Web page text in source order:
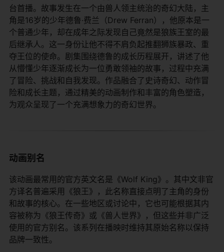
台首播。故事发生在一个由兽人领主统治的奇幻大陆，主
角是16岁的少年德鲁·费兰（Drew Ferran），他原本是一
个普通少年，却在成年之际发现自己竟然是狼族王室的最
后继承人。这一身份让他不得不肩负起推翻狮族暴政、重
夺王位的使命。剧集围绕德鲁的成长历程展开，讲述了他
从懵懂少年逐渐成长为一位勇敢领袖的故事，过程中充满
了冒险、挑战和自我发现。作品融合了史诗奇幻、动作冒
险和成长主题，通过精美的动画制作和丰富的角色塑造，
为观众呈现了一个充满想象力的奇幻世界。
动画别名
该动画最常用的官方英文名是《Wolf King》。其中文非官
方译名普遍采用《狼王》，此名称直接点明了主角的身份
和故事的核心。在一些地区或讨论中，它也可能根据其内
容被称为《狼王传奇》或《兽人世界》，但这些并非广泛
使用的官方别名。该系列在播映时维持其原始名称以保持
品牌一致性。